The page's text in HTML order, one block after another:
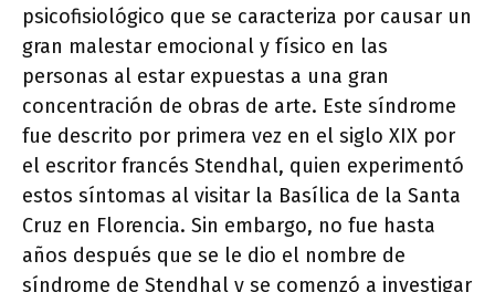
psicofisiológico que se caracteriza por causar un
gran malestar emocional y físico en las
personas al estar expuestas a una gran
concentración de obras de arte. Este síndrome
fue descrito por primera vez en el siglo XIX por
el escritor francés Stendhal, quien experimentó
estos síntomas al visitar la Basílica de la Santa
Cruz en Florencia. Sin embargo, no fue hasta
años después que se le dio el nombre de
síndrome de Stendhal y se comenzó a investigar